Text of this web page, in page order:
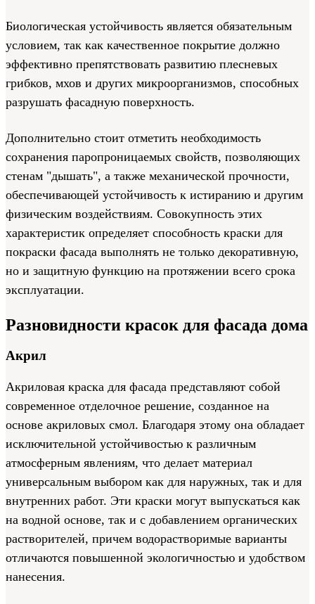
Биологическая устойчивость является обязательным
условием, так как качественное покрытие должно
эффективно препятствовать развитию плесневых
грибков, мхов и других микроорганизмов, способных
разрушать фасадную поверхность.
Дополнительно стоит отметить необходимость
сохранения паропроницаемых свойств, позволяющих
стенам "дышать", а также механической прочности,
обеспечивающей устойчивость к истиранию и другим
физическим воздействиям. Совокупность этих
характеристик определяет способность краски для
покраски фасада выполнять не только декоративную,
но и защитную функцию на протяжении всего срока
эксплуатации.
Разновидности красок для фасада дома
Акрил
Акриловая краска для фасада представляют собой
современное отделочное решение, созданное на
основе акриловых смол. Благодаря этому она обладает
исключительной устойчивостью к различным
атмосферным явлениям, что делает материал
универсальным выбором как для наружных, так и для
внутренних работ. Эти краски могут выпускаться как
на водной основе, так и с добавлением органических
растворителей, причем водорастворимые варианты
отличаются повышенной экологичностью и удобством
нанесения.